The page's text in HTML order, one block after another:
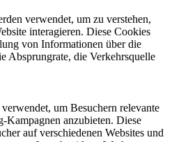
verwendet, um zu verstehen,
interagieren. Diese Cookies
von Informationen über die
Absprungrate, die Verkehrsquelle
um Besuchern relevante
Kampagnen anzubieten. Diese
auf verschiedenen Websites und